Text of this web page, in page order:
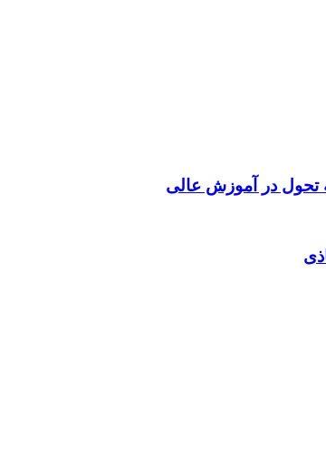
تحول در آموزش عالی